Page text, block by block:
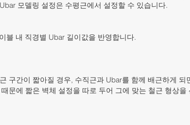
모델링 설정은 수평근에서 설정할 수 있습니다.
블 내 직경별 Ubar 길이값을 반영합니다.
구간이 짧아질 경우, 수직근과 Ubar를 함께 배근하게 되
문에 짧은 벽체 설정을 따로 두어 그에 맞는 철근 형상을